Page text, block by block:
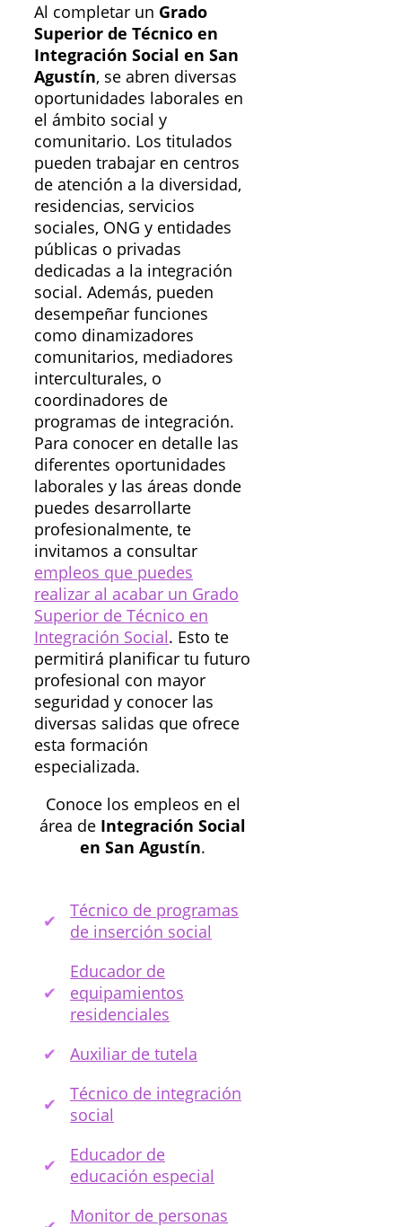
Al completar un Grado
Superior de Técnico en
Integración Social en San
Agustín, se abren diversas
oportunidades laborales en
el ámbito social y
comunitario. Los titulados
pueden trabajar en centros
de atención a la diversidad,
residencias, servicios
sociales, ONG y entidades
públicas o privadas
dedicadas a la integración
social. Además, pueden
desempeñar funciones
como dinamizadores
comunitarios, mediadores
interculturales, o
coordinadores de
programas de integración.
Para conocer en detalle las
diferentes oportunidades
laborales y las áreas donde
puedes desarrollarte
profesionalmente, te
invitamos a consultar
empleos que puedes
realizar al acabar un Grado
Superior de Técnico en
Integración Social. Esto te
permitirá planificar tu futuro
profesional con mayor
seguridad y conocer las
diversas salidas que ofrece
esta formación
especializada.
Conoce los empleos en el
área de Integración Social
en San Agustín.
Técnico de programas
de inserción social
Educador de
equipamientos
residenciales
Auxiliar de tutela
Técnico de integración
social
Educador de
educación especial
Monitor de personas